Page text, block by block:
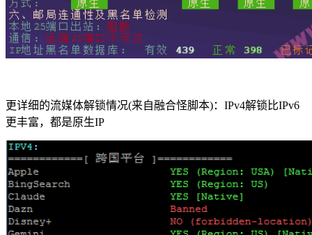
更详细的流媒体解锁情况(来自融合怪脚本)：IPv4解锁比IPv6
更丰富，都是原生IP